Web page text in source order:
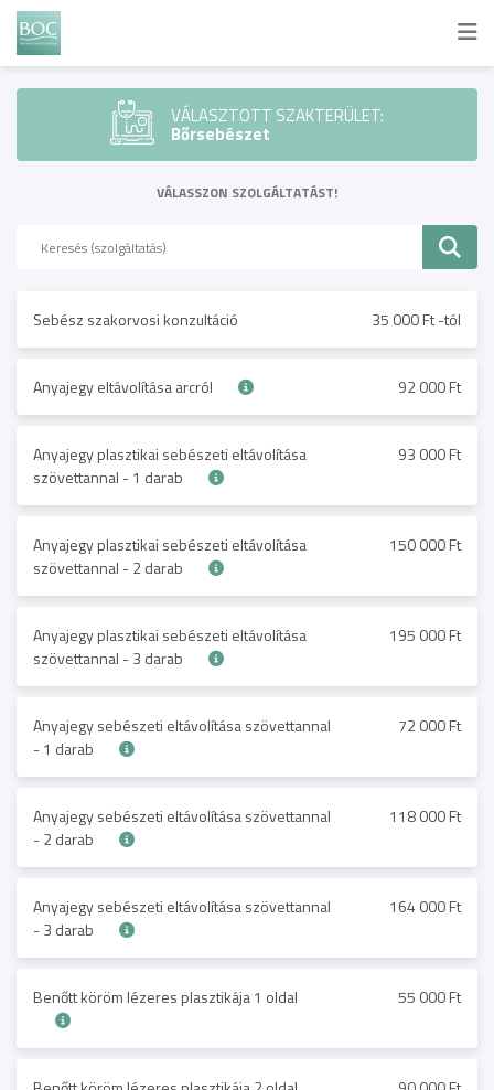
VÁLASZTOTT SZAKTERÜLET:
Bőrsebészet
VÁLASSZON SZOLGÁLTATÁST!
Sebész szakorvosi konzultáció 35 000 Ft -tól
Anyajegy eltávolítása arcról 92 000 Ft
Anyajegy plasztikai sebészeti eltávolítása
szövettannal - 1 darab
93 000 Ft
Anyajegy plasztikai sebészeti eltávolítása
szövettannal - 2 darab
150 000 Ft
Anyajegy plasztikai sebészeti eltávolítása
szövettannal - 3 darab
195 000 Ft
Anyajegy sebészeti eltávolítása szövettannal
- 1 darab
72 000 Ft
Anyajegy sebészeti eltávolítása szövettannal
- 2 darab
118 000 Ft
Anyajegy sebészeti eltávolítása szövettannal
- 3 darab
164 000 Ft
Benőtt köröm lézeres plasztikája 1 oldal 55 000 Ft